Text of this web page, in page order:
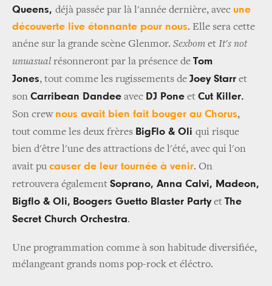
Queens, déjà passée par là l'année dernière, avec une
découverte live étonnante pour nous. Elle sera cette
anéne sur la grande scène Glenmor. Sexbom et It's not
unuasual résonneront par la présence de Tom
Jones, tout comme les rugissements de Joey Starr et
son Carribean Dandee avec DJ Pone et Cut Killer.
Son crew nous avait bien fait bouger au Chorus,
tout comme les deux frères BigFlo & Oli qui risque
bien d'être l'une des attractions de l'été, avec qui l'on
avait pu causer de leur tournée à venir. On
retrouvera également Soprano, Anna Calvi, Madeon,
Bigflo & Oli, Boogers Guetto Blaster Partyet The
Secret Church Orchestra.
Une programmation comme à son habitude diversifiée,
mélangeant grands noms pop-rock et éléctro.